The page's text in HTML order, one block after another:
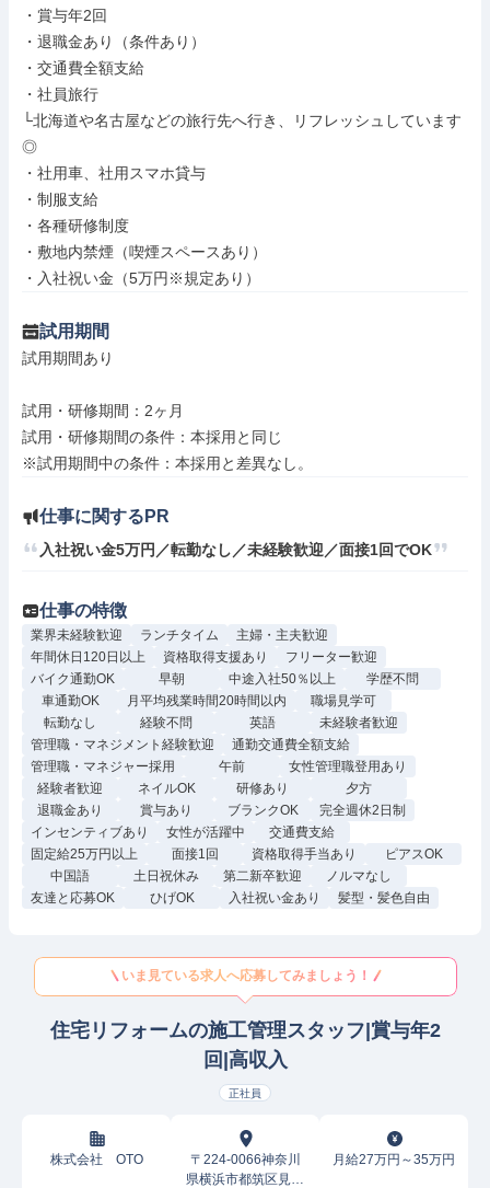
・賞与年2回
・退職金あり（条件あり）
・交通費全額支給
・社員旅行
└北海道や名古屋などの旅行先へ行き、リフレッシュしています
◎
・社用車、社用スマホ貸与
・制服支給
・各種研修制度
・敷地内禁煙（喫煙スペースあり）
・入社祝い金（5万円※規定あり）
試用期間
試用期間あり
試用・研修期間：2ヶ月
試用・研修期間の条件：本採用と同じ
仕事に関するPR
入社祝い金5万円／転勤なし／未経験歓迎／面接1回でOK
仕事の特徴
業界未経験歓迎 ランチタイム
主婦・主夫歓迎
年間休日120日以上
資格取得支援あり
フリーター歓迎
バイク通勤OK
早朝 中途入社50％以上
学歴不問
車通勤OK
月平均残業時間20時間以内
職場見学可
転勤なし
経験不問 英語
未経験者歓迎
管理職・マネジメント経験歓迎
通勤交通費全額支給
管理職・マネジャー採用
午前
女性管理職登用あり
経験者歓迎
ネイルOK 研修あり
夕方
退職金あり
賞与あり ブランクOK
完全週休2日制
インセンティブあり
女性が活躍中
交通費支給
固定給25万円以上
面接1回 資格取得手当あり
ピアスOK
中国語
土日祝休み 第二新卒歓迎
ノルマなし
友達と応募OK
ひげOK 入社祝い金あり 髪型・髪色自由
いま見ている求人へ応募してみましょう！
住宅リフォームの施工管理スタッフ|賞与年2
回|高収入
正社員
株式会社 OTO
〒224-0066神奈川
県横浜市都筑区見花
月給27万円～35万円